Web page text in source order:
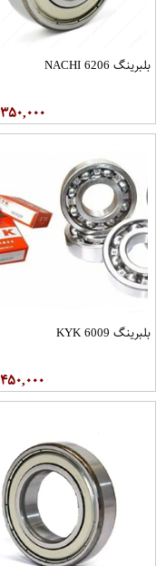
بلبرینگ 6206 NACHI
۳۵۰,۰۰۰
بلبرینگ 6009 KYK
۴۵۰,۰۰۰